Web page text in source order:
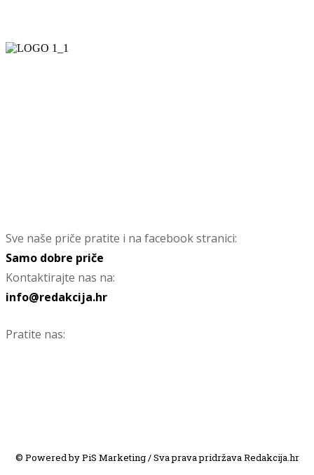
Sve naše priče pratite i na facebook stranici:
Samo dobre priče
Kontaktirajte nas na:
info@redakcija.hr
Pratite nas:
© Powered by PiS Marketing / Sva prava pridržava Redakcija.hr